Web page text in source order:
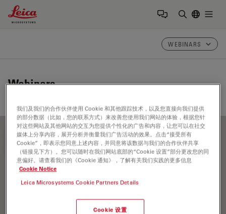
Leica Microsystems Logo
WEBINARS
Webinars
FILTER ARTICLES
病理显微镜
我们及我们的合作伙伴使用 Cookie 和其他跟踪技术，以及您直接向我们提供
的部分数据（比如，您的联系方式）来改善您使用我们网站的体验，根据您针
对这些网站及其他网站的交互为您提供个性化的广告和内容，让您可以在社交
媒体上分享内容，展开分析并衡量我们广告活动的效果。点击“接受所有
Cookie”，即表示您同意上述内容，并同意将该数据与我们的合作伙伴共享
（链接见下方）。您可以随时在我们网站底部的“Cookie 设置”部分更改您的同
意偏好。请查看我们的《Cookie 通知》，了解有关我们实践的更多信息
Cookie Notice
Leica Microsystems Cookie Partners Details
Cookie 设置